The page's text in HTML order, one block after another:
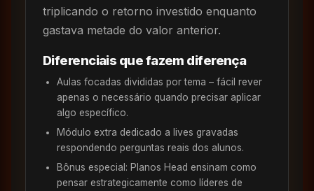
triplicando o retorno investido enquanto
gastava metade do valor anterior.
Diferenciais que fazem diferença
Aulas focadas divididas por tema – fácil rever
apenas o necessário quando precisar aplicar
algo específico.
Módulo extra dedicado a lives gravadas
respondendo perguntas reais dos alunos.
Bônus especial: Planos Head ensinam como
pensar estrategicamente como líderes de